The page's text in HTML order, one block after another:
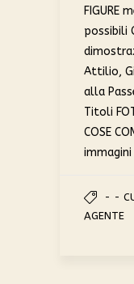
FIGURE
possibili
Attilio,
alla
Titoli
COSE
immagini
- -
AGENTE